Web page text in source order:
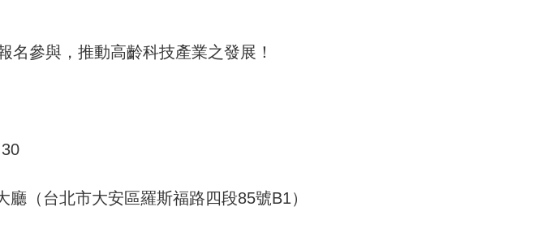
名參與，推動高齡科技產業之發展！
（台北市大安區羅斯福路四段85號B1）